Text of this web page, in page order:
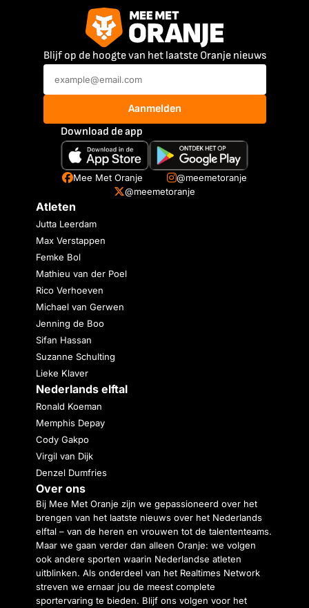
Blijf op de hoogte van het laatste Oranje nieuws
Aanmelden
Download de app
Mee Met Oranje
@meemetoranje
@meemetoranje
Atleten
Jutta Leerdam
Max Verstappen
Femke Bol
Mathieu van der Poel
Rico Verhoeven
Michael van Gerwen
Jenning de Boo
Sifan Hassan
Suzanne Schulting
Lieke Klaver
Nederlands elftal
Ronald Koeman
Memphis Depay
Cody Gakpo
Virgil van Dijk
Denzel Dumfries
Over ons
Bij Mee Met Oranje zijn we gepassioneerd over het
brengen van het laatste nieuws over het Nederlands
elftal – van de heren en vrouwen tot de talententeams.
Maar we gaan verder dan alleen Oranje: we volgen
ook andere sporten waarin Nederlandse atleten
uitblinken. Als onderdeel van het Realtimes Network
streven we ernaar jou de meest complete
sportervaring te bieden. Blijf ons volgen voor het